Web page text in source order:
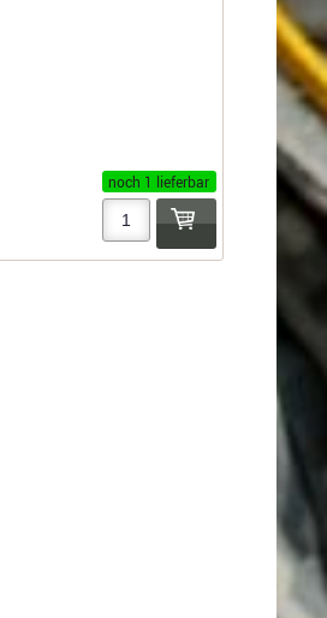
noch 1 lieferbar